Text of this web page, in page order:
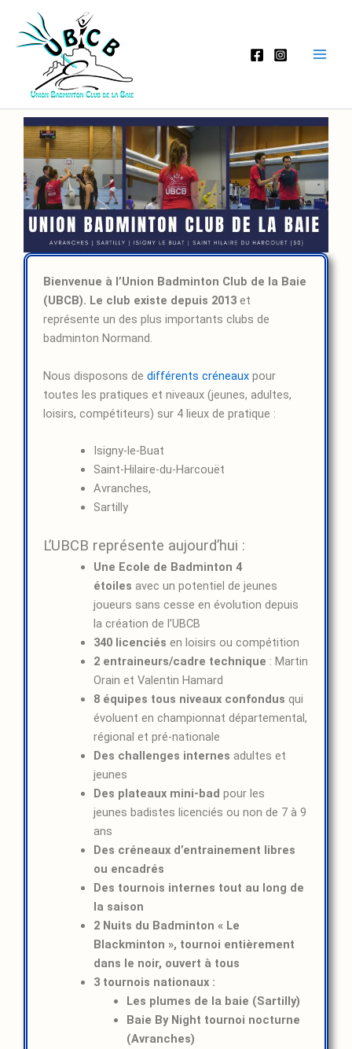
contenu
Bienvenue à l’Union Badminton Club de la Baie
(UBCB). Le club existe depuis 2013 et
représente un des plus importants clubs de
badminton Normand.
Nous disposons de différents créneaux pour
toutes les pratiques et niveaux (jeunes, adultes,
loisirs, compétiteurs) sur 4 lieux de pratique :
Isigny-le-Buat
Saint-Hilaire-du-Harcouët
Avranches,
Sartilly
L’UBCB représente aujourd’hui :
Une Ecole de Badminton 4
étoiles avec un potentiel de jeunes
joueurs sans cesse en évolution depuis
la création de l’UBCB
340 licenciés en loisirs ou compétition
2 entraineurs/cadre technique : Martin
Orain et Valentin Hamard
8 équipes tous niveaux confondus qui
évoluent en championnat départemental,
régional et pré-nationale
Des challenges internes adultes et
jeunes
Des plateaux mini-bad pour les
jeunes badistes licenciés ou non de 7 à 9
ans
Des créneaux d’entrainement libres
ou encadrés
Des tournois internes tout au long de
la saison
2 Nuits du Badminton « Le
Blackminton », tournoi entièrement
dans le noir, ouvert à tous
3 tournois nationaux :
Les plumes de la baie (Sartilly)
Baie By Night tournoi nocturne
(Avranches)